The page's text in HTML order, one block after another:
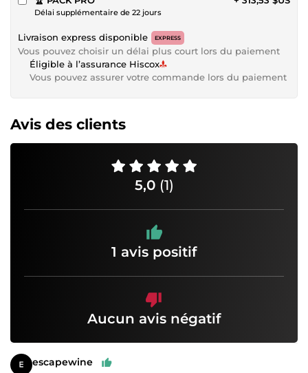
Délai supplémentaire de 22 jours
Livraison express disponible EXPRESS
Vous pouvez choisir un délai plus court lors du paiement
Éligible à l’assurance Hiscox
Vous pouvez assurer votre commande lors du paiement
Avis des clients
5,0 (1)
1 avis positif
Aucun avis négatif
escapewine